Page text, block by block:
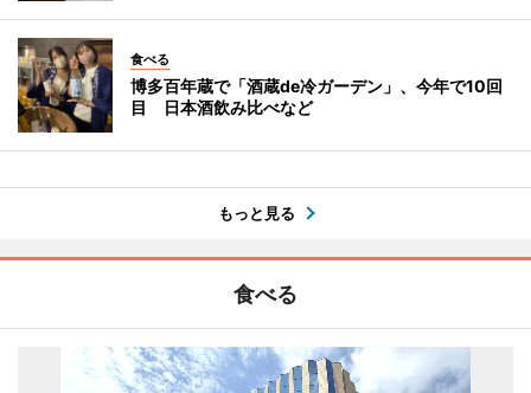
食べる
博多百年蔵で「酒蔵de冷ガーデン」、今年で10回
目 日本酒飲み比べなど
もっと見る
食べる